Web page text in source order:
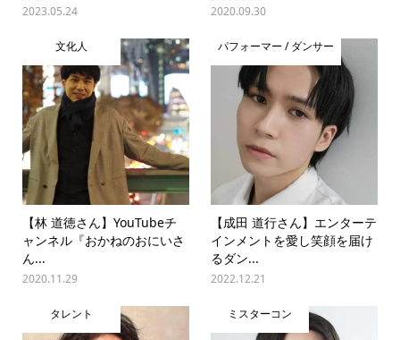
2023.05.24 2020.09.30
文化人
【林 道徳さん】YouTubeチ
ャンネル『おかねのおにいさ
ん...
2020.11.29
パフォーマー / ダンサー
【成田 道行さん】エンターテ
インメントを愛し笑顔を届け
るダン...
2022.12.21
タレント ミスターコン